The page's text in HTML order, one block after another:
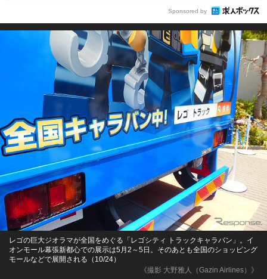
Sponsored by
《撮影 大野雅人（Gazin Airlines）》
レゴの巨大ジオラマが全国をめぐる「レゴシティ トラックキャラバン」。イ
オンモール幕張新都心での展示は5月2～5日。そのあとも全国のショッピング
モールなどで展開される（10/24）